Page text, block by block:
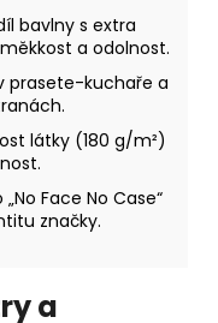
bavlny s extra
a odolnost.
prasete-kuchaře a
látky (180 g/m²)
Face No Case“
značky.
a